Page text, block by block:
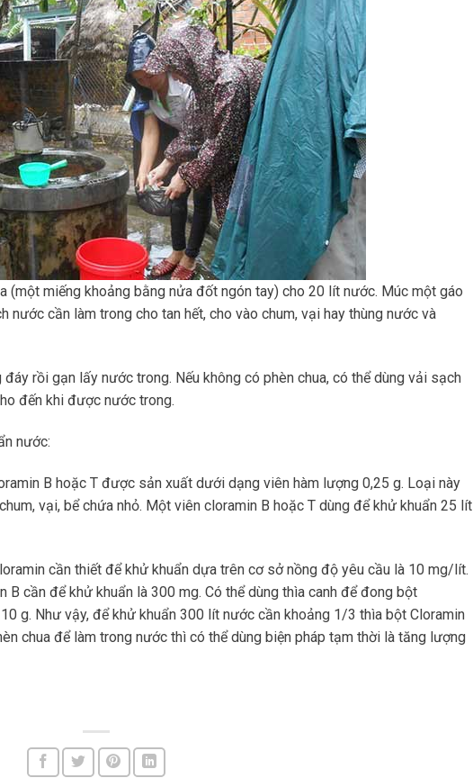
(một miếng khoảng bằng nửa đốt ngón tay) cho 20 lít nước. Múc một gáo
cần làm trong cho tan hết, cho vào chum, vại hay thùng nước và
rồi gạn lấy nước trong. Nếu không có phèn chua, có thể dùng vải sạch
đến khi được nước trong.
nước:
B hoặc T được sản xuất dưới dạng viên hàm lượng 0,25 g. Loại này
vại, bể chứa nhỏ. Một viên cloramin B hoặc T dùng để khử khuẩn 25 lít
cần thiết để khử khuẩn dựa trên cơ sở nồng độ yêu cầu là 10 mg/lít.
cần để khử khuẩn là 300 mg. Có thể dùng thìa canh để đong bột
g. Như vậy, để khử khuẩn 300 lít nước cần khoảng 1/3 thìa bột Cloramin
chua để làm trong nước thì có thể dùng biện pháp tạm thời là tăng lượng